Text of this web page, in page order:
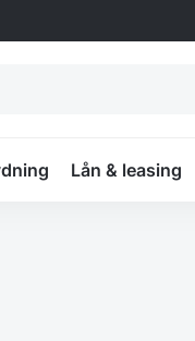
Lån & leasing